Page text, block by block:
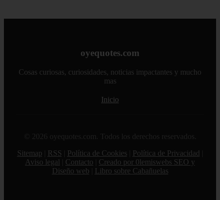
oyequotes.com
Cosas curiosas, curiosidades, noticias impactantes y mucho
mas
Inicio
© 2026 oyequotes.com. Todos los derechos reservados.
Sitemap
RSS Política de Cookies Política de Privacidad
Aviso legal
Contacto
Creado por 0lemiswebs SEO y
Diseño web
Libro sobre Cabañuelas